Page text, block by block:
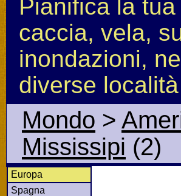
Pianifica la
caccia, vela,
inondazioni,
diverse
Mondo >
Mississipi (2)
Europa
Spagna